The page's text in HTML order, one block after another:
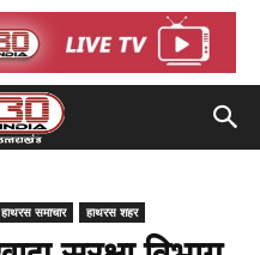
हाथरस समाचार हाथरस शहर